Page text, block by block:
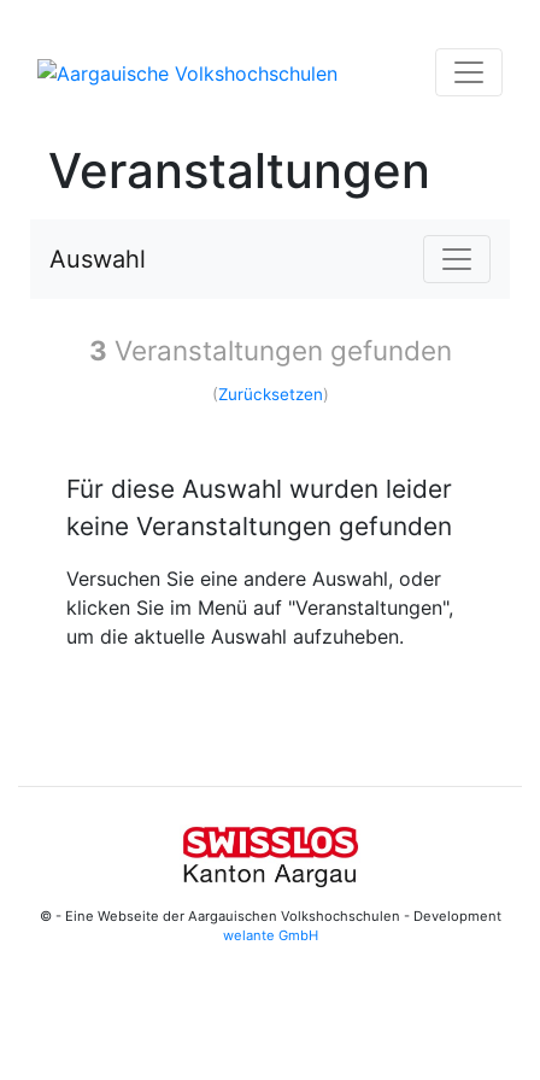
Veranstaltungen
Auswahl
3 Veranstaltungen gefunden
(Zurücksetzen)
Für diese Auswahl wurden leider
keine Veranstaltungen gefunden
Versuchen Sie eine andere Auswahl, oder
klicken Sie im Menü auf "Veranstaltungen",
um die aktuelle Auswahl aufzuheben.
© - Eine Webseite der Aargauischen Volkshochschulen - Development
welante GmbH